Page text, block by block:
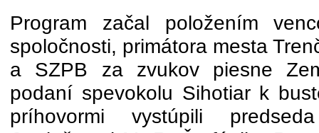
Program začal položením
spoločnosti, primátora mesta
a SZPB za zvukov piesne
podaní spevokolu Sihotiar k
príhovormi vystúpili